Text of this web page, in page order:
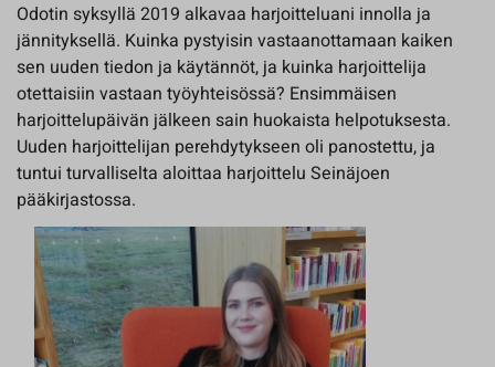
Odotin syksyllä 2019 alkavaa harjoitteluani innolla ja
jännityksellä. Kuinka pystyisin vastaanottamaan kaiken
sen uuden tiedon ja käytännöt, ja kuinka harjoittelija
otettaisiin vastaan työyhteisössä? Ensimmäisen
harjoittelupäivän jälkeen sain huokaista helpotuksesta.
Uuden harjoittelijan perehdytykseen oli panostettu, ja
tuntui turvalliselta aloittaa harjoittelu Seinäjoen
pääkirjastossa.